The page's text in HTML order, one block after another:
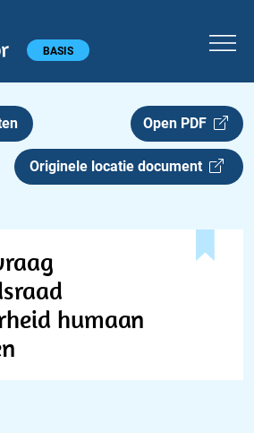
BASIS
Open PDF
Originele locatie document
humaan